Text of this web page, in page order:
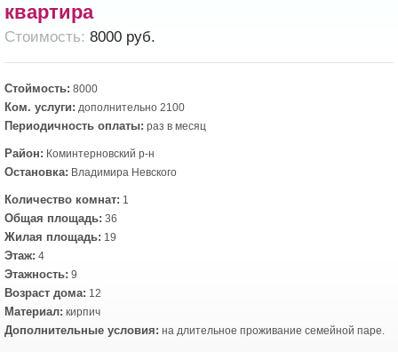
квартира
Cтоимость: 8000 руб.
Стоймость: 8000
Ком. услуги: дополнительно 2100
Периодичность оплаты: раз в месяц
Район: Коминтерновский р-н
Остановка: Владимира Невского
Количество комнат: 1
Общая площадь: 36
Жилая площадь: 19
Этаж: 4
Этажность: 9
Возраст дома: 12
Материал: кирпич
Дополнительные условия: на длительное проживание семейной паре.